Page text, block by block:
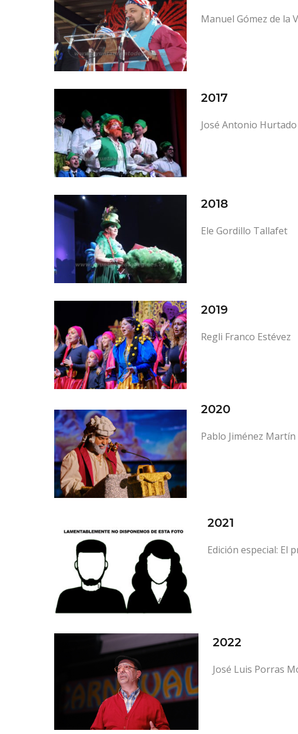
Manuel Gómez de la
2017
José Antonio
2018
Ele Gordillo Tallafet
2019
Regli Franco Estévez
2020
Pablo Jiménez Martín
2021
Edición especial: El
2022
José Luis Porras